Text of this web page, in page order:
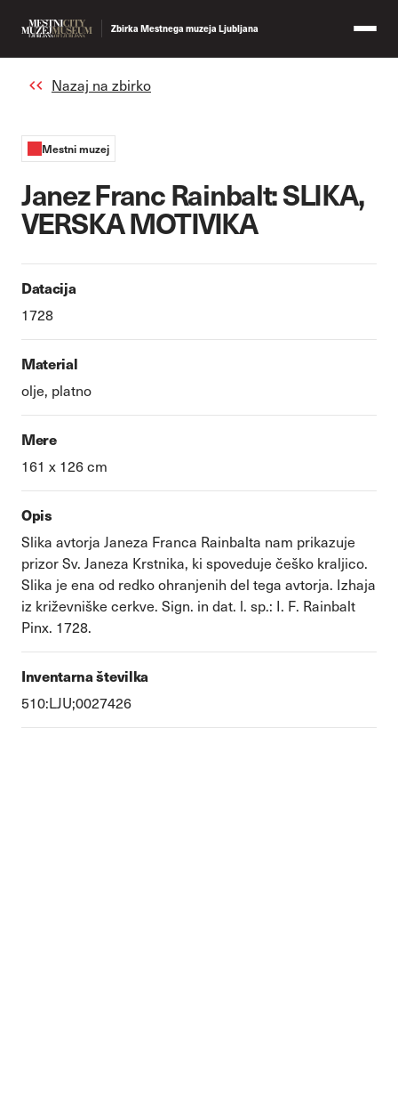
Zbirka Mestnega muzeja Ljubljana
Nazaj na zbirko
Mestni muzej
Janez Franc Rainbalt: SLIKA,
VERSKA MOTIVIKA
Datacija
1728
Material
olje, platno
Mere
161 x 126 cm
Opis
Slika avtorja Janeza Franca Rainbalta nam prikazuje
prizor Sv. Janeza Krstnika, ki spoveduje češko kraljico.
Slika je ena od redko ohranjenih del tega avtorja. Izhaja
iz križevniške cerkve. Sign. in dat. l. sp.: I. F. Rainbalt
Pinx. 1728.
Inventarna številka
510:LJU;0027426